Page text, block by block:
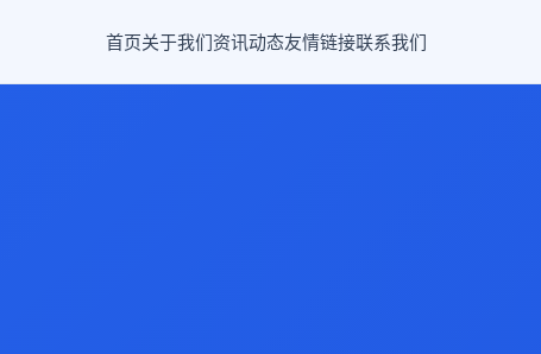
首页关于我们资讯动态友情链接联系我们